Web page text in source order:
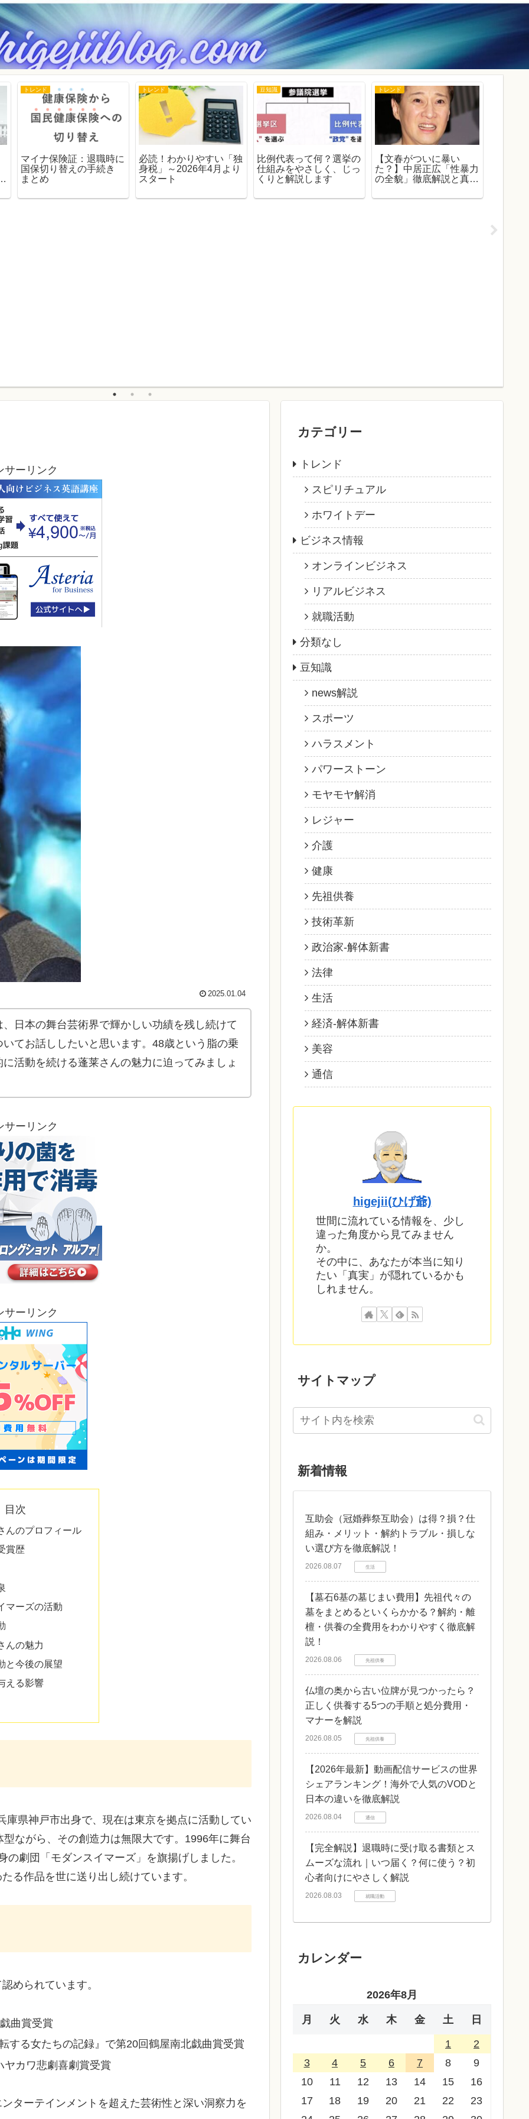
トレンド
マイナ保険証：退職時に
国保切り替えの手続き
まとめ
トレンド
必読！わかりやすい「独
身税」～2026年4月より
スタート
豆知識
比例代表って何？選挙の
仕組みをやさしく、じっ
くりと解説します
トレンド
【文春がついに暴い
た？】中居正広「性暴力
の全貌」徹底解説と真実
全履歴と社会への波紋
サーリンク
2025.01.04
日本の舞台芸術界で輝かしい功績を残し続けて
てお話ししたいと思います。48歳という脂の乗
活動を続ける蓬莱さんの魅力に迫ってみましょ
サーリンク
サーリンク
目次
んのプロフィール
賞歴
マーズの活動
んの魅力
と今後の展望
える影響
県神戸市出身で、現在は東京を拠点に活動してい
ながら、その創造力は無限大です。1996年に舞台
劇団「モダンスイマーズ」を旗揚げしました。
る作品を世に送り出し続けています。
められています。
曲賞受賞
する女たちの記録』で第20回鶴屋南北戯曲賞受賞
カワ悲劇喜劇賞受賞
ターテインメントを超えた芸術性と深い洞察力を
カテゴリー
トレンド
スピリチュアル
ホワイトデー
ビジネス情報
オンラインビジネス
リアルビジネス
就職活動
分類なし
豆知識
news解説
スポーツ
ハラスメント
パワーストーン
モヤモヤ解消
レジャー
介護
健康
先祖供養
技術革新
政治家‐解体新書
法律
生活
経済‐解体新書
美容
通信
higejii(ひげ爺)
世間に流れている情報を、少し
違った角度から見てみません
か。
その中に、あなたが本当に知り
たい「真実」が隠れているかも
しれません。
サイトマップ
新着情報
互助会（冠婚葬祭互助会）は得？損？仕
組み・メリット・解約トラブル・損しな
い選び方を徹底解説！
2026.08.07 生活
【墓石6基の墓じまい費用】先祖代々の
墓をまとめるといくらかかる？解約・離
檀・供養の全費用をわかりやすく徹底解
説！
2026.08.06 先祖供養
仏壇の奥から古い位牌が見つかったら？
正しく供養する5つの手順と処分費用・
マナーを解説
2026.08.05 先祖供養
【2026年最新】動画配信サービスの世界
シェアランキング！海外で人気のVODと
日本の違いを徹底解説
2026.08.04 通信
【完全解説】退職時に受け取る書類とス
ムーズな流れ｜いつ届く？何に使う？初
心者向けにやさしく解説
2026.08.03 就職活動
カレンダー
2026年8月
月 火 水 木 金 土 日
1
2
3
4 5 6 7 8
9
10
11 12 13 14 15
16
17
18 19 20 21 22
23